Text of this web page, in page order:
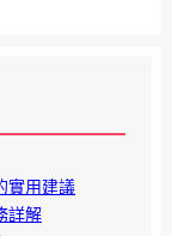
實用建議
詳解